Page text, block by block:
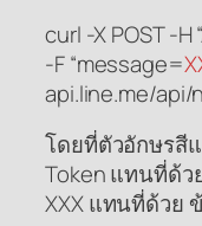
curl -X POST -
-F “message=
api.line.me/api/
โดยที่ตัวอักษรสี
Token แทนที่ด้ว
XXX แทนที่ด้วย